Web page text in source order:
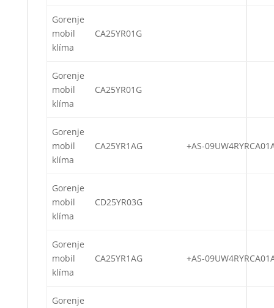
Gorenje
mobil
klíma
CA25YR01G
Gorenje
mobil
klíma
CA25YR01G
Gorenje
mobil
klíma
CA25YR1AG +AS-
Gorenje
mobil
klíma
CD25YR03G
Gorenje
mobil
klíma
CA25YR1AG +AS-
Gorenje